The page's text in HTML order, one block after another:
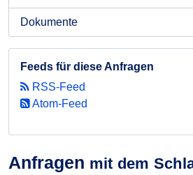
Anfragen mit dem
Dokumente
Feeds für diese Anfragen
RSS-Feed
Atom-Feed